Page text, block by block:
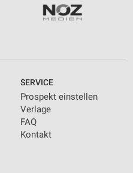
SERVICE
Prospekt einstellen
Verlage
FAQ
Kontakt